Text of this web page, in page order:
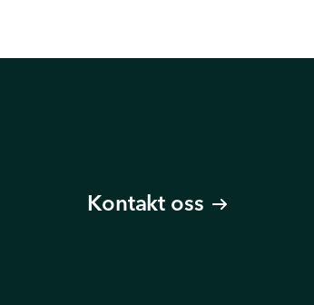
Kontakt oss